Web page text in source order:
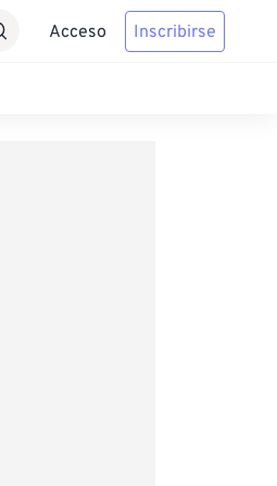
Acceso Inscribirse